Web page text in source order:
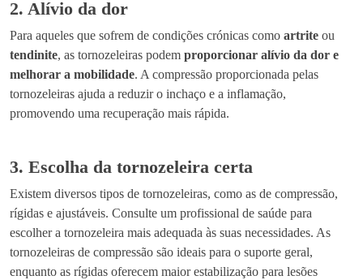
2. Alívio da dor
Para aqueles que sofrem de condições crónicas como artrite ou
tendinite, as tornozeleiras podem proporcionar alívio da dor e
melhorar a mobilidade. A compressão proporcionada pelas
tornozeleiras ajuda a reduzir o inchaço e a inflamação,
promovendo uma recuperação mais rápida.
3. Escolha da tornozeleira certa
Existem diversos tipos de tornozeleiras, como as de compressão,
rígidas e ajustáveis. Consulte um profissional de saúde para
escolher a tornozeleira mais adequada às suas necessidades. As
tornozeleiras de compressão são ideais para o suporte geral,
enquanto as rígidas oferecem maior estabilização para lesões